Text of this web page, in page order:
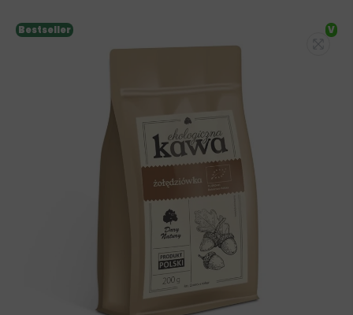
Bestseller V